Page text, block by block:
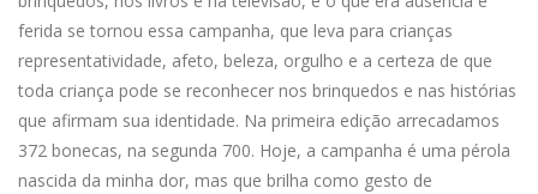
ferida se tornou essa campanha, que leva para crianças
representatividade, afeto, beleza, orgulho e a certeza de que
toda criança pode se reconhecer nos brinquedos e nas histórias
que afirmam sua identidade. Na primeira edição arrecadamos
372 bonecas, na segunda 700. Hoje, a campanha é uma pérola
nascida da minha dor, mas que brilha como gesto de